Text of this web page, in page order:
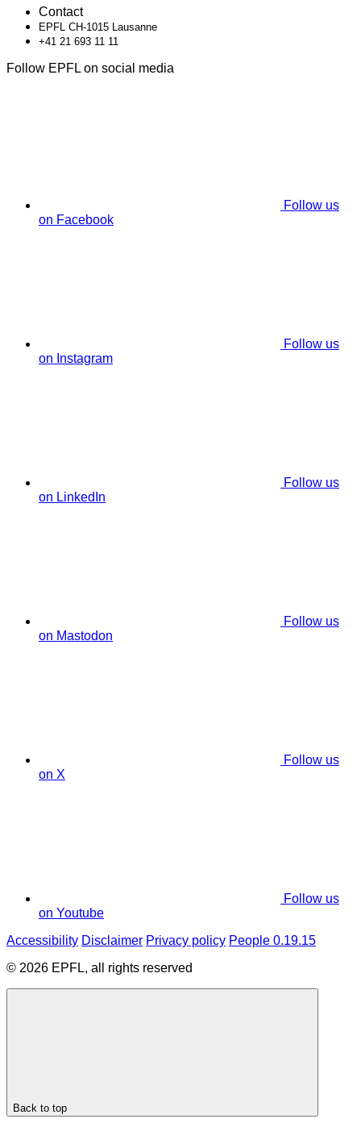
Contact
EPFL CH-1015 Lausanne
+41 21 693 11 11
Follow EPFL on social media
Follow us
on Facebook
Follow us
on Instagram
Follow us
on LinkedIn
Follow us
on Mastodon
Follow us
on X
Follow us
on Youtube
Accessibility Disclaimer Privacy policy People 0.19.15
© 2026 EPFL, all rights reserved
Back to top